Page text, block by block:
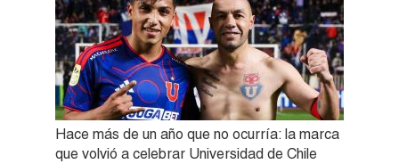
Hace más de un año que no ocurría: la marca
que volvió a celebrar Universidad de Chile